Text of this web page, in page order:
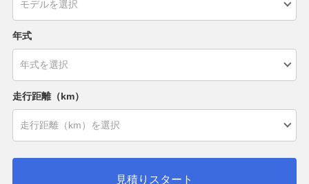
年式
走行距離（km）
見積りスタート